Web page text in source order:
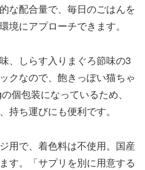
な配合量で、毎日のごはんを
境にアプローチできます。
、しらす入りまぐろ節味の3
クなので、飽きっぽい猫ちゃ
個包装になっているため、
持ち運びにも便利です。
用で、着色料は不使用。国産
す。「サプリを別に用意する